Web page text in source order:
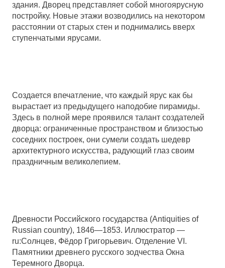
здания. Дворец представляет собой многоярусную
постройку. Новые этажи возводились на некотором
расстоянии от старых стен и поднимались вверх
ступенчатыми ярусами.
Создается впечатление, что каждый ярус как бы
вырастает из предыдущего наподобие пирамиды.
Здесь в полной мере проявился талант создателей
дворца: ограниченные пространством и близостью
соседних построек, они сумели создать шедевр
архитектурного искусства, радующий глаз своим
праздничным великолепием.
Древности Российского государства (Antiquities of
Russian country), 1846—1853. Иллюстратор —
ru:Солнцев, Фёдор Григорьевич. Отделение VI.
Памятники древнего русского зодчества Окна
Теремного Дворца.